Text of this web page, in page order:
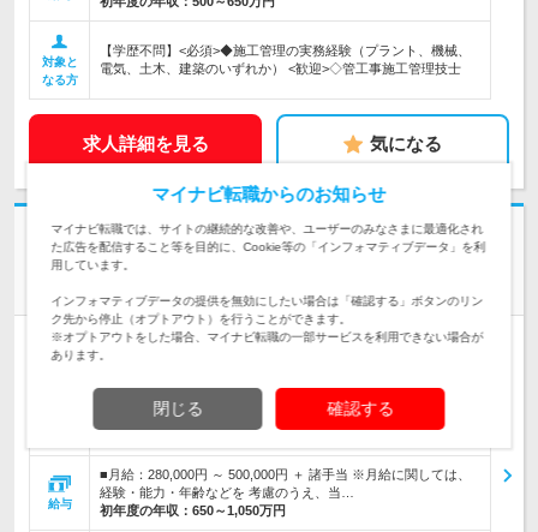
対象と
なる方
【学歴不問】<必須>◆施工管理の実務経験（プラント、機械、
電気、土木、建築のいずれか） <歓迎>◇管工事施工管理技士
求人詳細を見る 気になる
志望動機・自己PR不要
三浦工業株式会社
正社員 業種未経験OK 上場 完全週休2日制 第二新卒歓迎
■大阪支店： 大阪府東大阪市西石切町7丁目5-1 三浦大阪ビル2Ｆ
■補足： U・Iターン歓迎／…
給与
■月給：280,000円 ～ 500,000円 ＋ 諸手当 ※月給に関しては、
経験・能力・年齢などを 考慮のうえ、当…
初年度の年収： 650～1,050万円
マイナビ転職からのお知らせ
マイナビ転職では、サイトの継続的な改善や、ユーザーのみなさまに最適化され
た広告を配信すること等を目的に、Cookie等の「インフォマティブデータ」を利
用しています。
インフォマティブデータの提供を無効にしたい場合は「確認する」ボタンのリン
ク先から停止（オプトアウト）を行うことができます。
※オプトアウトをした場合、マイナビ転職の一部サービスを利用できない場合が
あります。
閉じる 確認する